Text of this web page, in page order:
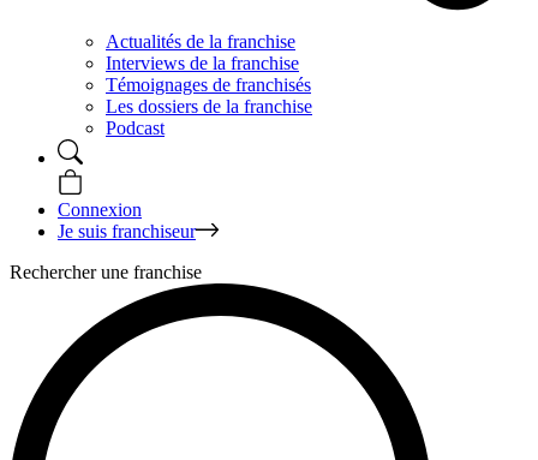
Actualités de la franchise
Interviews de la franchise
Témoignages de franchisés
Les dossiers de la franchise
Podcast
Connexion
Je suis franchiseur
Rechercher une franchise